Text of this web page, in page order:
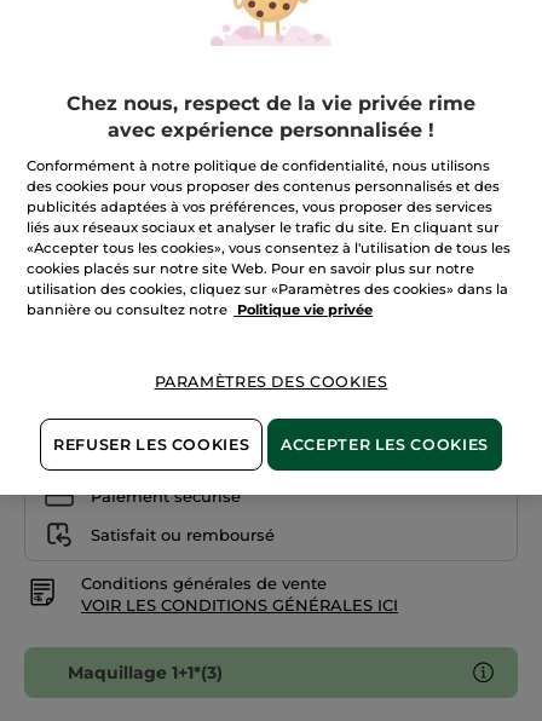
L’embellisseur de teint offre un résultat bonne mine
et une hydratation instantanée.
30 ml
3.9
sur
étoiles.
les
avis
sur
de
Teint
Nude
De
Teint
20,90 €
Porcelaine
Quantité
AJOUTER AU PANIER
Livraison à partir du
12/08
Paiement sécurisé
Satisfait ou remboursé
Conditions générales de vente
VOIR LES CONDITIONS GÉNÉRALES ICI
Maquillage 1+1*(3)
Chez nous, respect de la vie privée rime
avec expérience personnalisée !
Conformément à notre politique de confidentialité, nous utilisons
des cookies pour vous proposer des contenus personnalisés et des
publicités adaptées à vos préférences, vous proposer des services
liés aux réseaux sociaux et analyser le trafic du site. En cliquant sur
«Accepter tous les cookies», vous consentez à l'utilisation de tous les
cookies placés sur notre site Web. Pour en savoir plus sur notre
utilisation des cookies, cliquez sur «Paramètres des cookies» dans la
bannière ou consultez notre
Politique vie privée
PARAMÈTRES DES COOKIES
REFUSER LES COOKIES ACCEPTER LES COOKIES